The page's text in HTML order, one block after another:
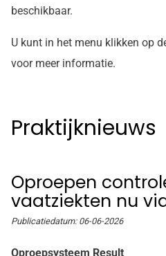
beschikbaar.
U kunt in het menu klikken op
voor meer informatie.
Praktijknieuws
Oproepen
vaatziekten nu
Publicatiedatum: 06-06-2026
Oproepsysteem Result